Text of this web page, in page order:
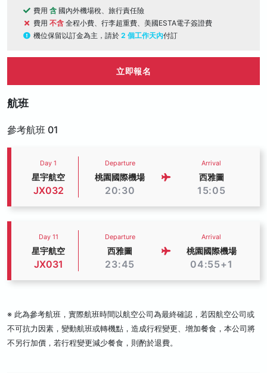
費用 含 國內外機場稅、旅行責任險
費用 不含 全程小費、行李超重費、美國ESTA電子簽證費
機位保留以訂金為主，請於 2 個工作天內付訂
立即報名
航班
參考航班 01
Day 1
星宇航空
JX032
Departure
桃園國際機場
20:30
Arrival
西雅圖
15:05
Day 11
星宇航空
JX031
Departure
西雅圖
23:45
Arrival
桃園國際機場
04:55+1
※ 此為參考航班，實際航班時間以航空公司為最終確認，若因航空公司或
不可抗力因素，變動航班或轉機點，造成行程變更、增加餐食，本公司將
不另行加價，若行程變更減少餐食，則酌於退費。